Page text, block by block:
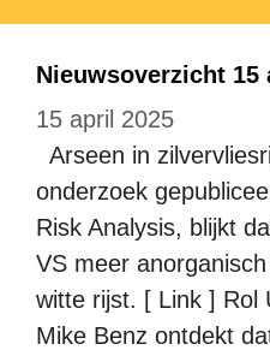
Nieuwsoverzicht 15
15 april 2025
Arseen in
onderzoek
Risk Analysis, blijkt
VS meer
witte rijst. [ Link ] Rol
Mike Benz ontdekt